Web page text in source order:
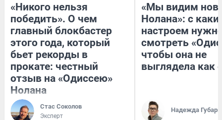
«Никого нельзя
победить». О чем
главный блокбастер
этого года, который
бьет рекорды в
прокате: честный
отзыв на «Одиссею»
Нолана
Стас Соколов
Эксперт
«Мы видим
Нолана»: с
настроем
смотреть
чтобы она не
выглядела как
Надежда Губарь